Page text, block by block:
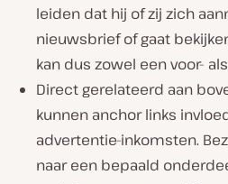
leiden dat hij of zij zich
nieuwsbrief of gaat
kan dus zowel een voor-
Direct gerelateerd aan
kunnen anchor links
advertentie-inkomsten.
naar een bepaald